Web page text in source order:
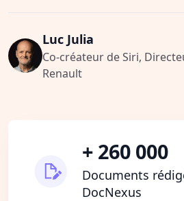
Luc Julia
Co-créateur de Siri,
Renault
+ 260 000
Documents
DocNexus